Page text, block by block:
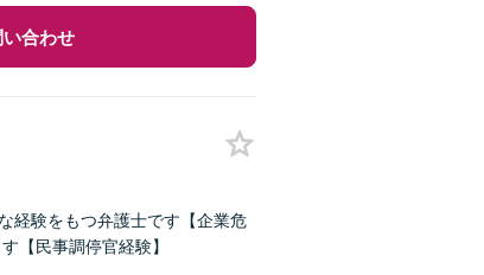
い合わせ
経験をもつ弁護士です【企業危
【民事調停官経験】